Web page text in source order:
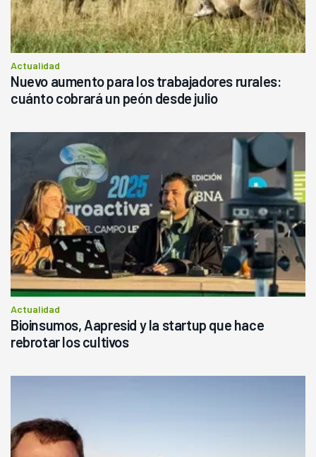
Actualidad
Nuevo aumento para los trabajadores rurales:
cuánto cobrará un peón desde julio
Actualidad
Bioinsumos, Aapresid y la startup que hace
rebrotar los cultivos